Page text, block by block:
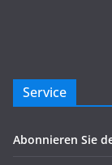
Service
Abonnieren Sie